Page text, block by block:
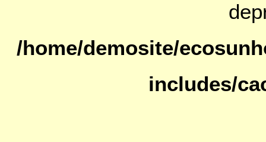
/home/demosite/
includes/